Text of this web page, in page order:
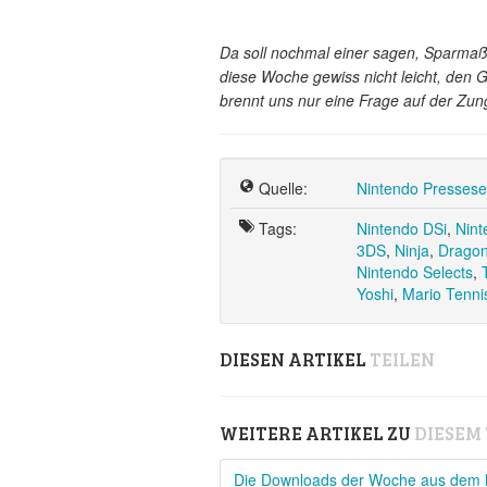
Da soll nochmal einer sagen,
diese Woche gewiss nicht leicht, den
brennt uns nur eine Frage auf der
Quelle:
Nintendo
Tags:
Nintendo DSi,
3DS, Ninja,
Nintendo Selects,
Yoshi, Mario
DIESEN ARTIKEL TEILEN
WEITERE ARTIKEL ZU
Die Downloads der Woche aus